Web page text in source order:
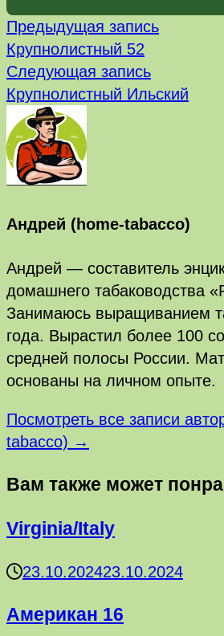
Навигация
по
записям
Предыдущая запись
Крупнолистный 52
Следующая запись
запись:
Крупнолистный Ильский
Андрей (home-tabacco)
Андрей — составитель
домашнего табаководства
Занимаюсь выращиванием
года. Вырастил более 100
средней полосы России.
основаны на личном опыте.
Посмотреть все записи
tabacco) →
Вам также может
Virginia/Italy
23.10.202423.10.2024
Американ 16